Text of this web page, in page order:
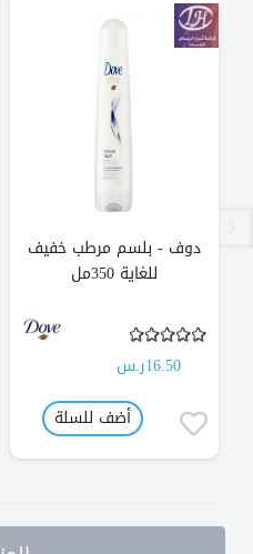
دوف - بلسم مرطب خفيف
للغاية 350مل
16.50ر.س
أضف للسلة